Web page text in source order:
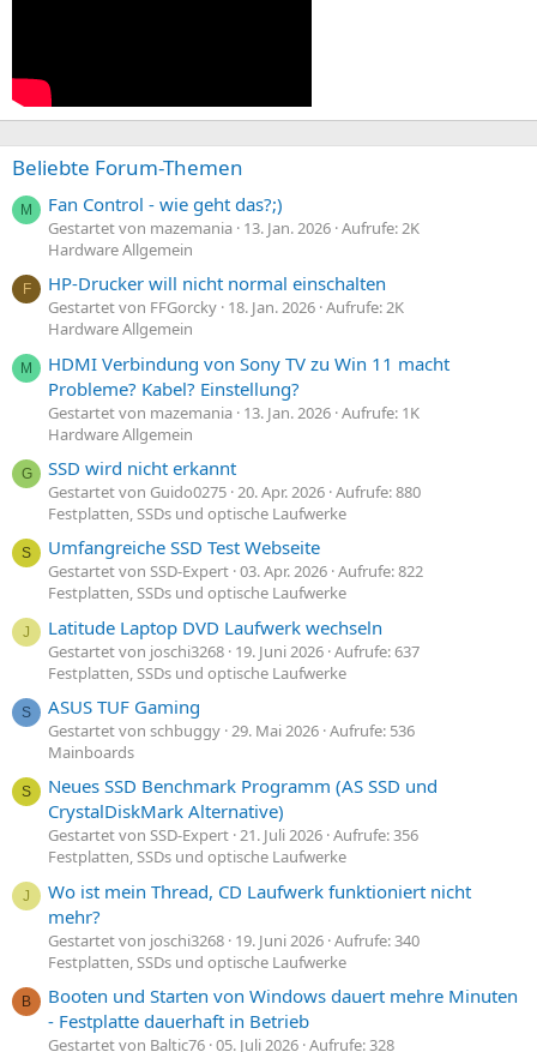
Beliebte Forum-Themen
M Fan Control - wie geht das?;)
Gestartet von mazemania 13. Jan. 2026 Aufrufe: 2K
Hardware Allgemein
F HP-Drucker will nicht normal einschalten
Gestartet von FFGorcky 18. Jan. 2026 Aufrufe: 2K
Hardware Allgemein
M
HDMI Verbindung von Sony TV zu Win 11 macht
Probleme? Kabel? Einstellung?
Gestartet von mazemania 13. Jan. 2026 Aufrufe: 1K
Hardware Allgemein
G SSD wird nicht erkannt
Gestartet von Guido0275 20. Apr. 2026 Aufrufe: 880
Festplatten, SSDs und optische Laufwerke
S Umfangreiche SSD Test Webseite
Gestartet von SSD-Expert 03. Apr. 2026 Aufrufe: 822
Festplatten, SSDs und optische Laufwerke
J Latitude Laptop DVD Laufwerk wechseln
Gestartet von joschi3268 19. Juni 2026 Aufrufe: 637
Festplatten, SSDs und optische Laufwerke
S ASUS TUF Gaming
Gestartet von schbuggy 29. Mai 2026 Aufrufe: 536
Mainboards
S
Neues SSD Benchmark Programm (AS SSD und
CrystalDiskMark Alternative)
Gestartet von SSD-Expert 21. Juli 2026 Aufrufe: 356
Festplatten, SSDs und optische Laufwerke
J
Wo ist mein Thread, CD Laufwerk funktioniert nicht
mehr?
Gestartet von joschi3268 19. Juni 2026 Aufrufe: 340
Festplatten, SSDs und optische Laufwerke
B
Booten und Starten von Windows dauert mehre Minuten
- Festplatte dauerhaft in Betrieb
Gestartet von Baltic76 05. Juli 2026 Aufrufe: 328